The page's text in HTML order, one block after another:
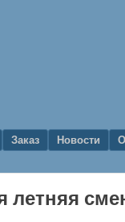
Заказ Новости